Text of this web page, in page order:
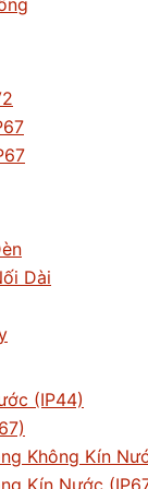
Dài
(IP44)
Không Kín